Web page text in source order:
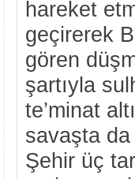
hareket
geçirerek
gören
şartıyla
te’minat
savaşta da
Şehir üç